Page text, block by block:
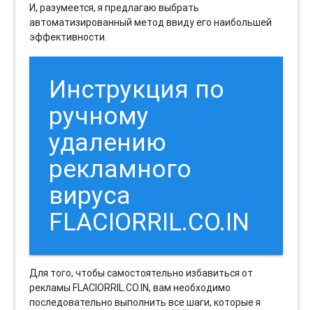
И, разумеется, я предлагаю выбрать
автоматизированный метод ввиду его наибольшей
эффективности.
Инструкция по
ручному
удалению
рекламного
вируса
FLACIORRIL.CO.IN
Для того, чтобы самостоятельно избавиться от
рекламы FLACIORRIL.CO.IN, вам необходимо
последовательно выполнить все шаги, которые я